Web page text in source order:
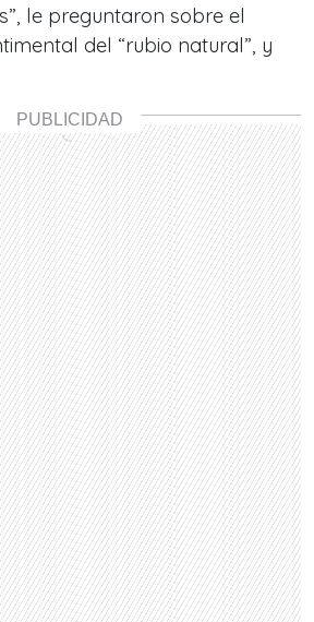
le preguntaron sobre el
del “rubio natural”, y